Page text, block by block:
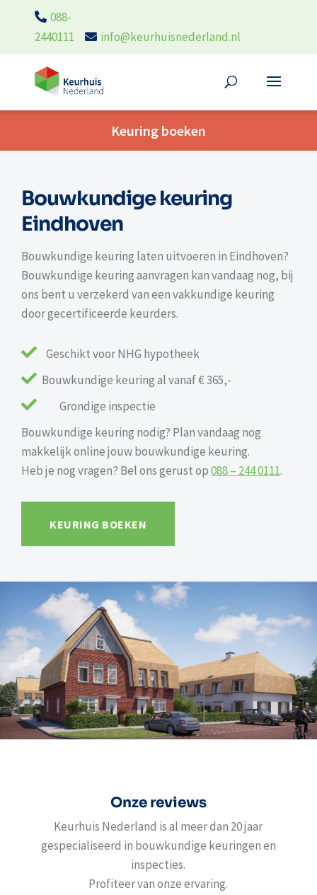
088-
2440111
info@keurhuisnederland.nl
Keuring boeken
Bouwkundige keuring
Eindhoven
Bouwkundige keuring laten uitvoeren in Eindhoven?
Bouwkundige keuring aanvragen kan vandaag nog, bij
ons bent u verzekerd van een vakkundige keuring
door gecertificeerde keurders.
 Geschikt voor NHG hypotheek
 Bouwkundige keuring al vanaf € 365,-

Grondige inspectie
Bouwkundige keuring nodig? Plan vandaag nog
makkelijk online jouw bouwkundige keuring.
Heb je nog vragen? Bel ons gerust op088 – 244 0111.
KEURING BOEKEN
Onze reviews
Keurhuis Nederland is al meer dan 20 jaar
gespecialiseerd in bouwkundige keuringen en
inspecties.
Profiteer van onze ervaring.